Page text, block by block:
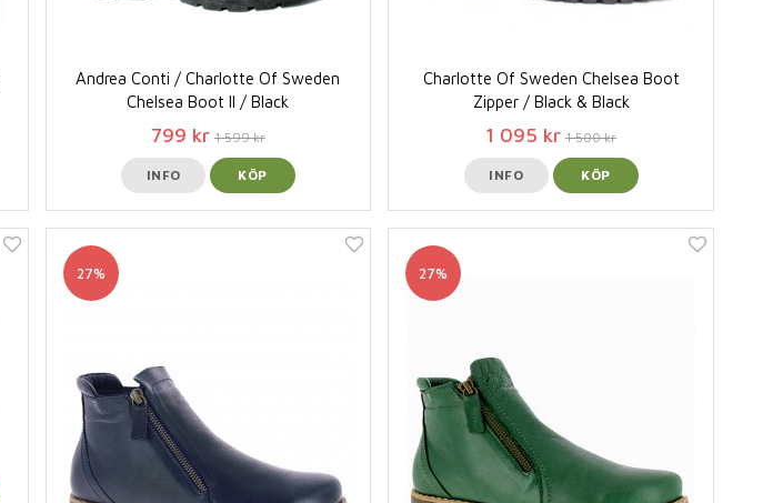
Andrea Conti / Charlotte Of Sweden
Chelsea Boot ll / Black
799 kr 1 599 kr
INFO KÖP
Charlotte Of Sweden Chelsea Boot
Zipper / Black & Black
1 095 kr 1 500 kr
INFO KÖP
27% 27%